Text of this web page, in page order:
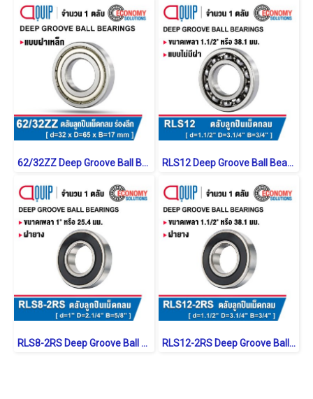
62/32ZZ Deep Groove Ball Bearings Shield Type RLS12 Deep Groove Ball Bearings inch. Open Type
RLS8-2RS Deep Groove Ball Bearings inch. Seal Type RLS12-2RS Deep Groove Ball Bearings inch. Seal Type